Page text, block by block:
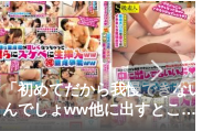
「初めてだから我慢できない
んでしょww他に出すところ